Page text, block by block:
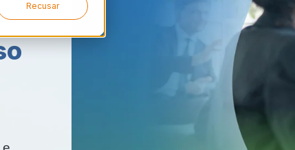
Recusar